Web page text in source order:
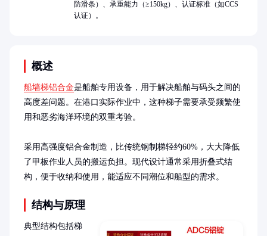
概述
船墙梯铝合金是船舶专用设备，用于解决船舶与码头之间的
高度差问题。在港口实际作业中，这种梯子需要承受频繁使
用和恶劣海洋环境的双重考验。
采用高强度铝合金制造，比传统钢制梯轻约60%，大大降低
了甲板作业人员的搬运负担。现代设计通常采用折叠式结
构，便于收纳和使用，能适应不同潮位和船型的需求。
结构与原理
典型结构包括梯
防滑条）、承重能力（≥150kg）、认证标准（如CCS
认证）。